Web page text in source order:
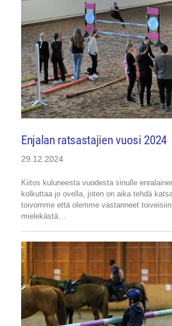
Enjalan ratsastajien vuosi 2024
29.12.2024
Kiitos kuluneesta vuodesta sinulle
kolkuttaa jo ovella, joten on aika tehdä
toivomme että olemme vastanneet
mielekästä…